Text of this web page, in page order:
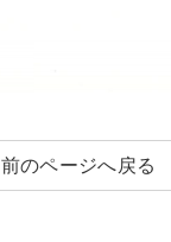
前のページへ戻る